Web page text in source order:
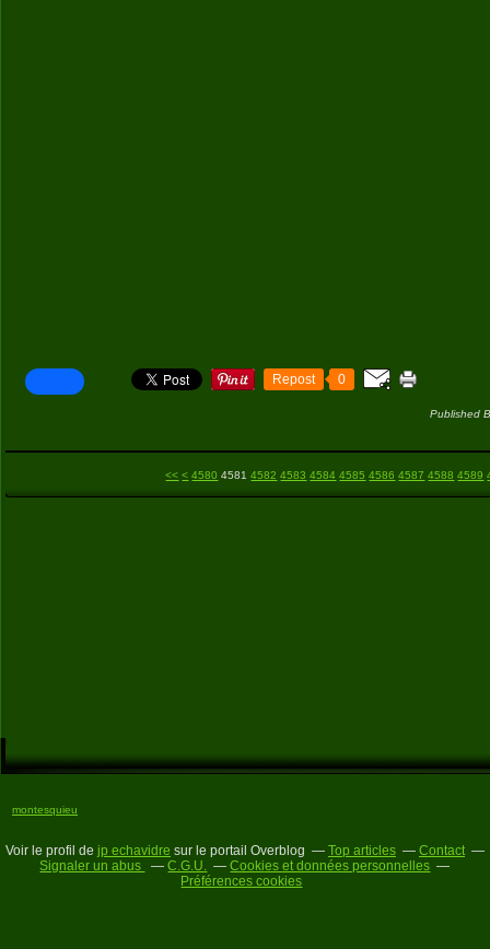
Repost 0
Published
<< < 4500
4510
4520
4530
4540
4550
4560
4570
4580 4581 4582 4583 4584 4585 4586 4587 4588 4589
montesquieu
Voir le profil de jp echavidre sur le portail Overblog Top articles
Contact
Signaler un abus
C.G.U.
Cookies et données personnelles
Préférences cookies